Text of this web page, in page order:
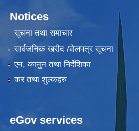
Notices
सूचना तथा समाचार
सार्वजनिक खरीद /बोलपत्र सूचना
एन, कानुन तथा निर्देशिका
कर तथा शुल्कहरु
eGov services